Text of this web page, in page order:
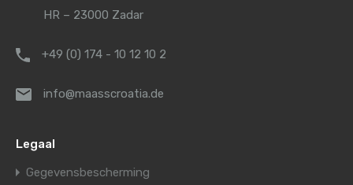
HR – 23000 Zadar
+49 (0) 174 - 10 12 10 2
info@maasscroatia.de
Legaal
Gegevensbescherming